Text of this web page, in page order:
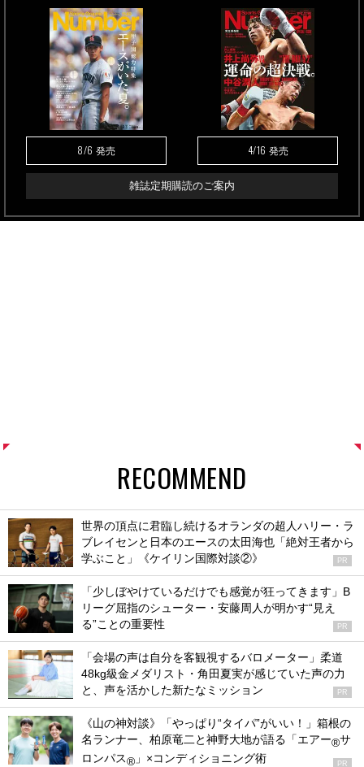
8/6 発売 4/16 発売
雑誌定期購読のご案内
RECOMMEND
世界の頂点に君臨し続けるオランダの超人ハリー・ラ
ブレイセンと日本のエースの太田海也「絶対王者から
学ぶこと」《ケイリン国際対談②》
PR
「少しぼやけているだけでも感覚が狂ってきます」B
リーグ屈指のシューター・安藤周人が明かす“見え
る”ことの重要性
PR
「会場の声は自分を客観視するバロメーター」柔道
48kg級金メダリスト・角田夏実が感じていた声の力
と、声を活かした新たなミッション
PR
《山の神対談》「やっぱり“タイパ”がいい！」箱根の
名ランナー、柏原竜二と神野大地が語る「エアー®サ
ロンパス® 」×コンディショニング術 PR